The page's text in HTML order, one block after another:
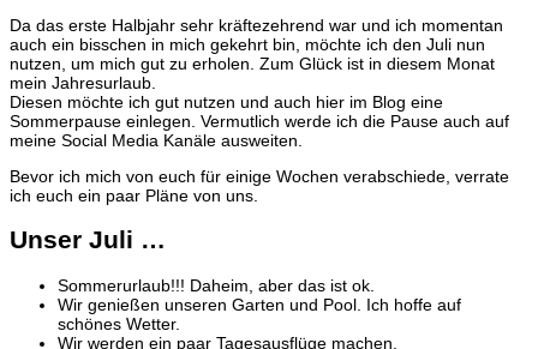
Da das erste Halbjahr sehr kräftezehrend war und ich momentan
auch ein bisschen in mich gekehrt bin, möchte ich den Juli nun
nutzen, um mich gut zu erholen. Zum Glück ist in diesem Monat
mein Jahresurlaub.
Diesen möchte ich gut nutzen und auch hier im Blog eine
Sommerpause einlegen. Vermutlich werde ich die Pause auch auf
meine Social Media Kanäle ausweiten.
Bevor ich mich von euch für einige Wochen verabschiede, verrate
ich euch ein paar Pläne von uns.
Unser Juli …
Sommerurlaub!!! Daheim, aber das ist ok.
Wir genießen unseren Garten und Pool. Ich hoffe auf
schönes Wetter.
Wir werden ein paar Tagesausflüge machen.